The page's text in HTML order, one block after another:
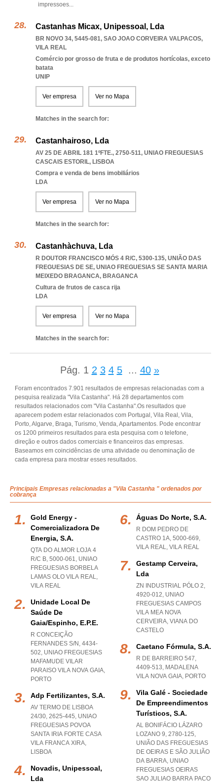
impressoes...
Castanhas Micax, Unipessoal, Lda
BR NOVO 34, 5445-081, SAO JOAO CORVEIRA VALPACOS,
VILA REAL
Comércio por grosso de fruta e de produtos hortícolas, exceto
batata
UNIP
Ver empresa Ver no Mapa
Matches in the search for:
Castanhairoso, Lda
AV 25 DE ABRIL 181 1ºFTE., 2750-511, UNIAO FREGUESIAS
CASCAIS ESTORIL, LISBOA
Compra e venda de bens imobiliários
LDA
Ver empresa Ver no Mapa
Matches in the search for:
Castanhàchuva, Lda
R DOUTOR FRANCISCO MÓS 4 R/C, 5300-135, UNIÃO DAS
FREGUESIAS DE SE, UNIAO FREGUESIAS SE SANTA MARIA
MEIXEDO BRAGANCA, BRAGANCA
Cultura de frutos de casca rija
LDA
Ver empresa Ver no Mapa
Matches in the search for:
Pág. 1 2 3 4 5 ... 40 »
Foram encontrados 7.901 resultados de empresas relacionadas com a
pesquisa realizada "Vila Castanha". Há 28 departamentos com
resultados relacionados com "Vila Castanha".Os resultados que
aparecem podem estar relacionados com Portugal, Vila Real, Vila,
Porto, Algarve, Braga, Turismo, Venda, Apartamentos. Pode encontrar
os 1200 primeiros resultados para esta pesquisa com o telefone,
direção e outros dados comerciais e financeiros das empresas.
Baseamos em coincidências de uma atividade ou denominação de
cada empresa para mostrar esses resultados.
Principais Empresas relacionadas a "Vila Castanha " ordenados por
cobrança
Gold Energy -
Comercializadora De
Energia, S.a.
QTA DO ALMOR LOJA 4
R/C B, 5000-061, UNIAO
FREGUESIAS BORBELA
LAMAS OLO VILA REAL,
VILA REAL
Unidade Local De
Saúde De
Gaia/espinho, E.p.e.
R CONCEIÇÃO
FERNANDES S/N, 4434-
502, UNIAO FREGUESIAS
MAFAMUDE VILAR
PARAISO VILA NOVA GAIA,
PORTO
Adp Fertilizantes, S.a.
AV TERMO DE LISBOA
24/30, 2625-445, UNIAO
FREGUESIAS POVOA
SANTA IRIA FORTE CASA
VILA FRANCA XIRA,
LISBOA
Novadis, Unipessoal,
Lda
Águas Do Norte, S.a.
R DOM PEDRO DE
CASTRO 1A, 5000-669,
VILA REAL, VILA REAL
Gestamp Cerveira,
Lda
ZN INDUSTRIAL PÓLO 2,
4920-012, UNIAO
FREGUESIAS CAMPOS
VILA MEA NOVA
CERVEIRA, VIANA DO
CASTELO
Caetano Fórmula, S.a.
R DE BARREIRO 547,
4409-513, MADALENA
VILA NOVA GAIA, PORTO
Vila Galé - Sociedade
De Empreendimentos
Turísticos, S.a.
AL BONIFÁCIO LÁZARO
LOZANO 9, 2780-125,
UNIÃO DAS FREGUESIAS
DE OEIRAS E SÃO JULIÃO
DA BARRA, UNIAO
FREGUESIAS OEIRAS
SAO JULIAO BARRA PACO